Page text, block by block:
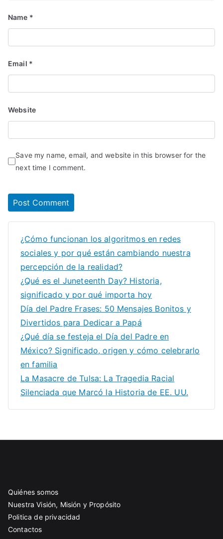
Name *
Email *
Website
Save my name, email, and website in this browser for the
next time I comment.
¿Cómo funcionan los algoritmos en redes
sociales y por qué están cambiando nuestra
percepción de la realidad?
¿Qué es el Juneteenth Day? Historia,
significado y por qué importa hoy
Día del Padre Frases: 50 Mensajes Bonitos y
Divertidos para Dedicar a Papá
¿Qué día se festeja el Día del Padre en
México? Significado, origen y cómo celebrarlo
en familia
La Masacre de Tulsa: La Tragedia Racial
Silenciada que Marcó la Historia de EE. UU.
Quiénes somos
Nuestra Visión, Misión y Propósito
Politica de privacidad
Contactos